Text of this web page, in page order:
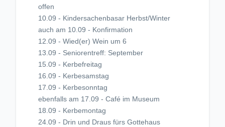
offen
10.09 - Kindersachenbasar Herbst/Winter
auch am 10.09 - Konfirmation
12.09 - Wied(er) Wein um 6
13.09 - Seniorentreff: September
15.09 - Kerbefreitag
16.09 - Kerbesamstag
17.09 - Kerbesonntag
ebenfalls am 17.09 - Café im Museum
18.09 - Kerbemontag
24.09 - Drin und Draus fürs Gottehaus